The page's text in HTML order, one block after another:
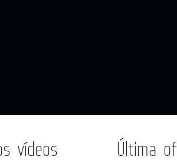
vídeos Última